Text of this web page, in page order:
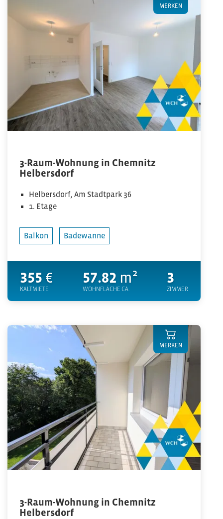
3-Raum-Wohnung in Chemnitz
Helbersdorf
Helbersdorf, Am Stadtpark 36
1. Etage
Balkon Badewanne
355 €
KALTMIETE
57.82 m²
WOHNFLÄCHE CA.
3
ZIMMER
MERKEN
3-Raum-Wohnung in Chemnitz
Helbersdorf
MERKEN